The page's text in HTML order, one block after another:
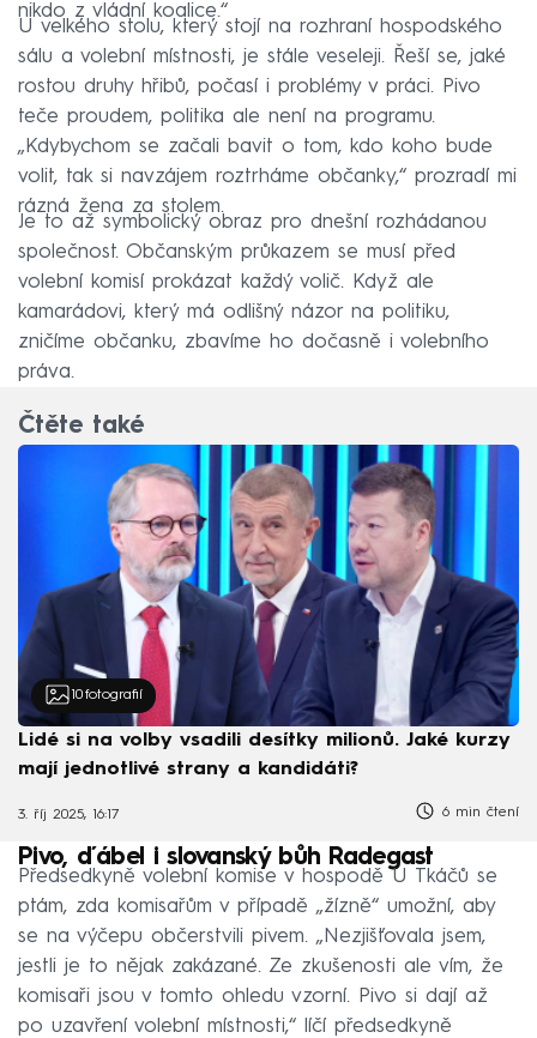
nikdo z vládní koalice.“
U velkého stolu, který stojí na rozhraní hospodského
sálu a volební místnosti, je stále veseleji. Řeší se, jaké
rostou druhy hřibů, počasí i problémy v práci. Pivo
teče proudem, politika ale není na programu.
„Kdybychom se začali bavit o tom, kdo koho bude
volit, tak si navzájem roztrháme občanky,“ prozradí mi
rázná žena za stolem.
Je to až symbolický obraz pro dnešní rozhádanou
společnost. Občanským průkazem se musí před
volební komisí prokázat každý volič. Když ale
kamarádovi, který má odlišný názor na politiku,
zničíme občanku, zbavíme ho dočasně i volebního
práva.
Čtěte také
10 fotografií
Lidé si na volby vsadili desítky milionů. Jaké kurzy
mají jednotlivé strany a kandidáti?
3. říj 2025, 16:17 6 min čtení
Pivo, ďábel i slovanský bůh Radegast
Předsedkyně volební komise v hospodě U Tkáčů se
ptám, zda komisařům v případě „žízně“ umožní, aby
se na výčepu občerstvili pivem. „Nezjišťovala jsem,
jestli je to nějak zakázané. Ze zkušenosti ale vím, že
komisaři jsou v tomto ohledu vzorní. Pivo si dají až
po uzavření volební místnosti,“ líčí předsedkyně